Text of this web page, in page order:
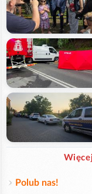
Polub nas!